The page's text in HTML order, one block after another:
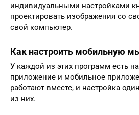
индивидуальными настройками
проектировать изображения со
свой компьютер.
Как настроить мобильную
У каждой из этих программ есть
приложение и мобильное
работают вместе, и настройка
из них.